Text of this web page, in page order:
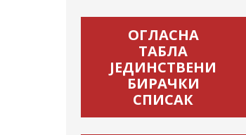
ОГЛАСНА
ТАБЛА
ЈЕДИНСТВЕНИ
БИРАЧКИ
СПИСАК